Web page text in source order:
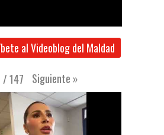
al Videoblog del Maldad
/ 147 Siguiente »